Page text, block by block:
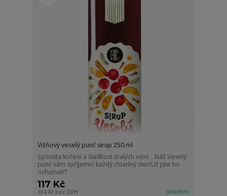
Višňový veselý punč sirup 250 ml
Spousta koření a sladkost zralých višní ...Náš Veselý
punč vám zpříjemní každý chladný den!Už jste ho
ochutnali?
117 Kč
104 Kč bez DPH Skladem